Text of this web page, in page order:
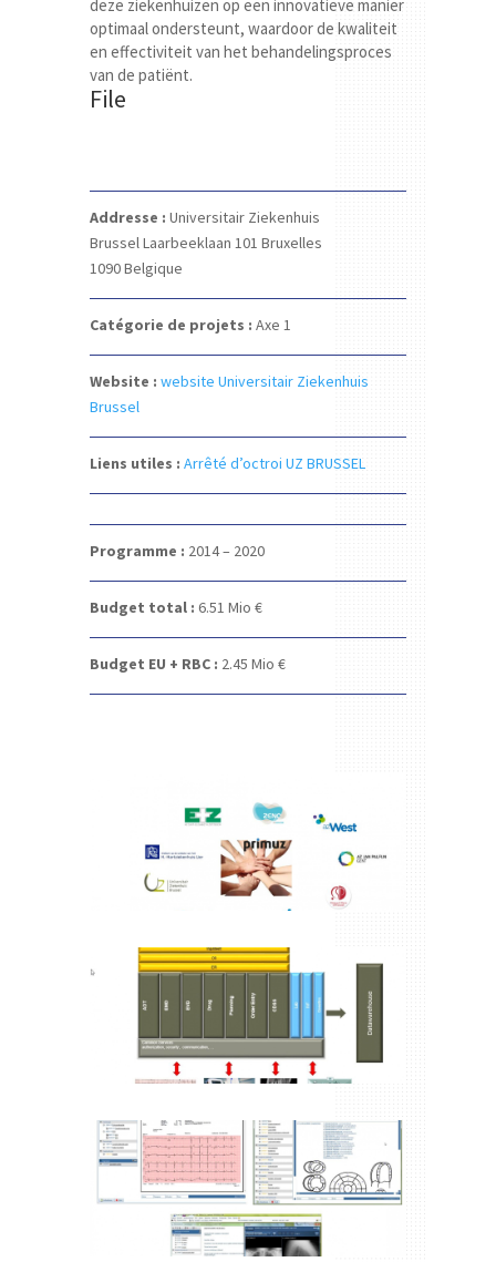
deze ziekenhuizen op een innovatieve manier
optimaal ondersteunt, waardoor de kwaliteit
en effectiviteit van het behandelingsproces
van de patiënt.
File
Addresse : Universitair Ziekenhuis
BrusselLaarbeeklaan 101 Bruxelles
1090Belgique
Catégorie de projets : Axe 1
Website : website Universitair Ziekenhuis
Brussel
Liens utiles : Arrêté d’octroi UZ BRUSSEL
Programme : 2014 – 2020
Budget total : 6.51 Mio €
Budget EU + RBC : 2.45 Mio €